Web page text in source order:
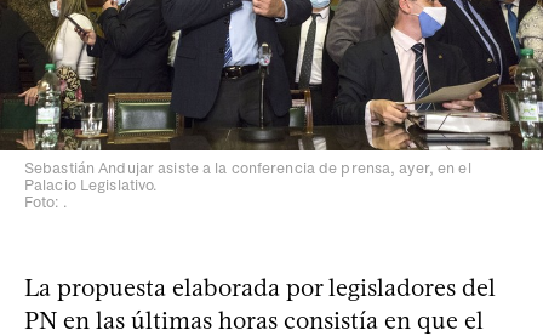
Sebastián Andujar asiste a la conferencia de prensa, ayer, en el
Palacio Legislativo.
Foto: .
La propuesta elaborada por legisladores del
PN en las últimas horas consistía en que el